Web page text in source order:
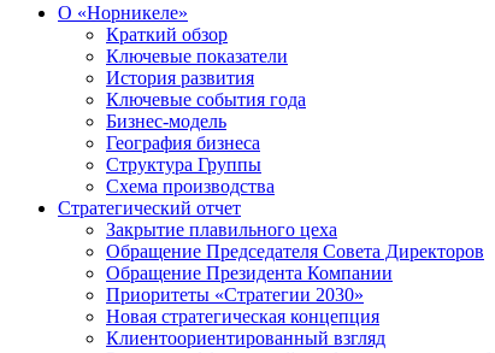
О «Норникеле»
Краткий обзор
Ключевые показатели
История развития
Ключевые события года
Бизнес-модель
География бизнеса
Структура Группы
Схема производства
Стратегический отчет
Закрытие плавильного цеха
Обращение Председателя Совета Директоров
Обращение Президента Компании
Приоритеты «Стратегии 2030»
Новая стратегическая концепция
Клиентоориентированный взгляд